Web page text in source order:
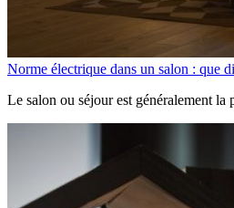
Norme électrique dans un salon : que
Le salon ou séjour est généralement la